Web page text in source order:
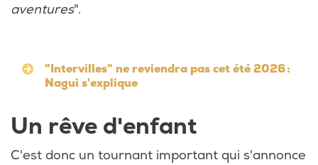
aventures".
"Intervilles" ne reviendra pas cet été 2026 :
Nagui s'explique
Un rêve d'enfant
C'est donc un tournant important qui s'annonce